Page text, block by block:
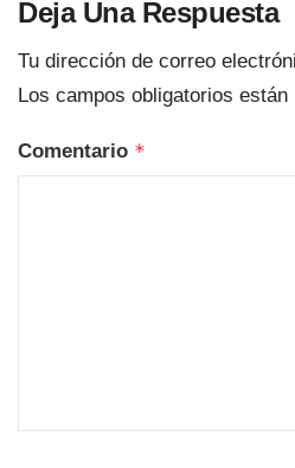
Deja Una Respuesta
Tu dirección de correo
Los campos obligatorios
Comentario *